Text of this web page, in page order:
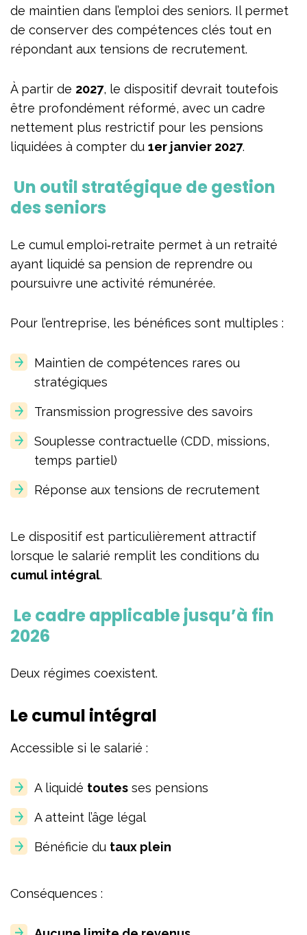
de maintien dans l’emploi des seniors. Il permet
de conserver des compétences clés tout en
répondant aux tensions de recrutement.
À partir de 2027, le dispositif devrait toutefois
être profondément réformé, avec un cadre
nettement plus restrictif pour les pensions
liquidées à compter du 1er janvier 2027.
Un outil stratégique de gestion
des seniors
Le cumul emploi‑retraite permet à un retraité
ayant liquidé sa pension de reprendre ou
poursuivre une activité rémunérée.
Pour l’entreprise, les bénéfices sont multiples :
Maintien de compétences rares ou
stratégiques
Transmission progressive des savoirs
Souplesse contractuelle (CDD, missions,
temps partiel)
Réponse aux tensions de recrutement
Le dispositif est particulièrement attractif
lorsque le salarié remplit les conditions du
cumul intégral.
Le cadre applicable jusqu’à fin
2026
Deux régimes coexistent.
Le cumul intégral
Accessible si le salarié :
A liquidé toutes ses pensions
A atteint l’âge légal
Bénéficie du taux plein
Conséquences :